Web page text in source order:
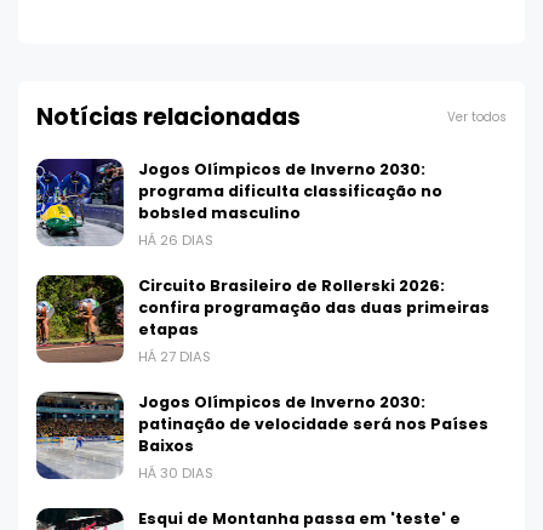
Notícias relacionadas Ver todos
Jogos Olímpicos de Inverno 2030:
programa dificulta classificação no
bobsled masculino
HÁ 26 DIAS
Circuito Brasileiro de Rollerski 2026:
confira programação das duas primeiras
etapas
HÁ 27 DIAS
Jogos Olímpicos de Inverno 2030:
patinação de velocidade será nos Países
Baixos
HÁ 30 DIAS
Esqui de Montanha passa em 'teste' e